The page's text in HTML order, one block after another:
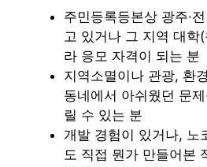
주민등록등본상 광주·
고 있거나 그 지역 대학
라 응모 자격이 되는 분
지역소멸이나 관광, 환
동네에서 아쉬웠던 문
릴 수 있는 분
개발 경험이 있거나, 노
도 직접 뭔가 만들어본